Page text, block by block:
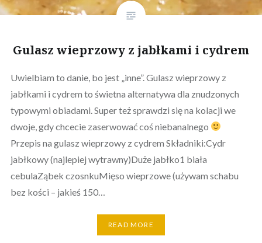
Gulasz wieprzowy z jabłkami i cydrem
Uwielbiam to danie, bo jest „inne”. Gulasz wieprzowy z
jabłkami i cydrem to świetna alternatywa dla znudzonych
typowymi obiadami. Super też sprawdzi się na kolacji we
dwoje, gdy chcecie zaserwować coś niebanalnego
Przepis na gulasz wieprzowy z cydrem Składniki:Cydr
jabłkowy (najlepiej wytrawny)Duże jabłko1 biała
cebulaZąbek czosnkuMięso wieprzowe (używam schabu
bez kości – jakieś 150…
READ MORE